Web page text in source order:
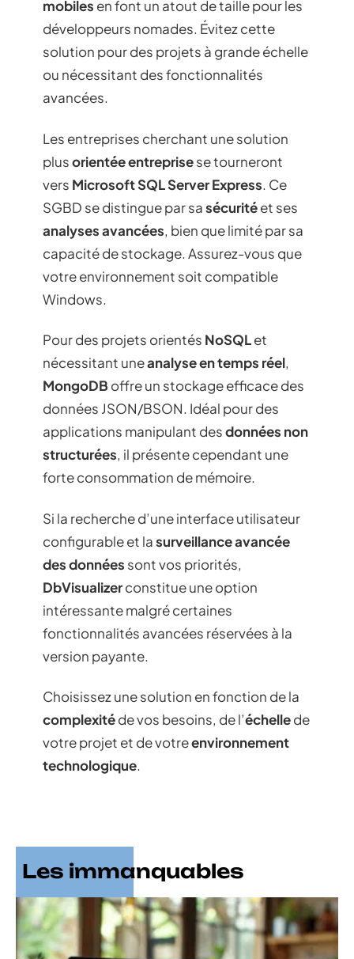
mobiles en font un atout de taille pour les
développeurs nomades. Évitez cette
solution pour des projets à grande échelle
ou nécessitant des fonctionnalités
avancées.
Les entreprises cherchant une solution
plusorientée entreprisese tourneront
vers Microsoft SQL Server Express. Ce
SGBD se distingue par sasécuritéet ses
analyses avancées, bien que limité par sa
capacité de stockage. Assurez-vous que
votre environnement soit compatible
Windows.
Pour des projets orientés NoSQLet
nécessitant uneanalyse en temps réel,
MongoDB offre un stockage efficace des
données JSON/BSON. Idéal pour des
applications manipulant desdonnées non
structurées, il présente cependant une
forte consommation de mémoire.
Si la recherche d’une interface utilisateur
configurable et lasurveillance avancée
des données sont vos priorités,
DbVisualizerconstitue une option
intéressante malgré certaines
fonctionnalités avancées réservées à la
version payante.
Choisissez une solution en fonction de la
complexitéde vos besoins, de l’échellede
votre projet et de votreenvironnement
technologique.
Les immanquables